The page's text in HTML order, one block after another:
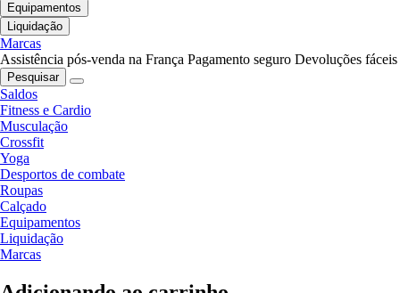
Equipamentos
Liquidação
Marcas
Assistência pós-venda na França Pagamento seguro Devoluções fáceis
Pesquisar
Saldos
Fitness e Cardio
Musculação
Crossfit
Yoga
Desportos de combate
Roupas
Calçado
Equipamentos
Liquidação
Marcas